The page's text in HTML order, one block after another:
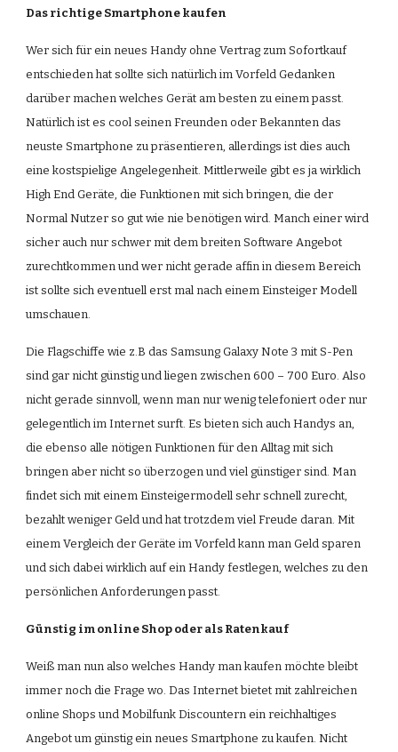
Das richtige Smartphone kaufen
Wer sich für ein neues Handy ohne Vertrag zum Sofortkauf
entschieden hat sollte sich natürlich im Vorfeld Gedanken
darüber machen welches Gerät am besten zu einem passt.
Natürlich ist es cool seinen Freunden oder Bekannten das
neuste Smartphone zu präsentieren, allerdings ist dies auch
eine kostspielige Angelegenheit. Mittlerweile gibt es ja wirklich
High End Geräte, die Funktionen mit sich bringen, die der
Normal Nutzer so gut wie nie benötigen wird. Manch einer wird
sicher auch nur schwer mit dem breiten Software Angebot
zurechtkommen und wer nicht gerade affin in diesem Bereich
ist sollte sich eventuell erst mal nach einem Einsteiger Modell
umschauen.
Die Flagschiffe wie z.B das Samsung Galaxy Note 3 mit S-Pen
sind gar nicht günstig und liegen zwischen 600 – 700 Euro. Also
nicht gerade sinnvoll, wenn man nur wenig telefoniert oder nur
gelegentlich im Internet surft. Es bieten sich auch Handys an,
die ebenso alle nötigen Funktionen für den Alltag mit sich
bringen aber nicht so überzogen und viel günstiger sind. Man
findet sich mit einem Einsteigermodell sehr schnell zurecht,
bezahlt weniger Geld und hat trotzdem viel Freude daran. Mit
einem Vergleich der Geräte im Vorfeld kann man Geld sparen
und sich dabei wirklich auf ein Handy festlegen, welches zu den
persönlichen Anforderungen passt.
Günstig im online Shop oder als Ratenkauf
Weiß man nun also welches Handy man kaufen möchte bleibt
immer noch die Frage wo. Das Internet bietet mit zahlreichen
online Shops und Mobilfunk Discountern ein reichhaltiges
Angebot um günstig ein neues Smartphone zu kaufen. Nicht